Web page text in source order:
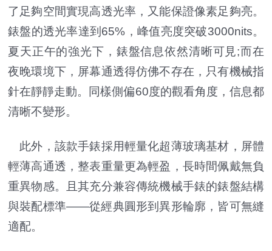
了足夠空間實現高透光率，又能保證像素足夠亮。
錶盤的透光率達到65%，峰值亮度突破3000nits。
夏天正午的強光下，錶盤信息依然清晰可見;而在
夜晚環境下，屏幕通透得仿佛不存在，只有機械指
針在靜靜走動。同樣側偏60度的觀看角度，信息都
清晰不變形。
此外，該款手錶採用輕量化超薄玻璃基材，屏體
輕薄高通透，整表重量更為輕盈，長時間佩戴無負
重異物感。且其充分兼容傳統機械手錶的錶盤結構
與裝配標準——從經典圓形到異形輪廓，皆可無縫
適配。